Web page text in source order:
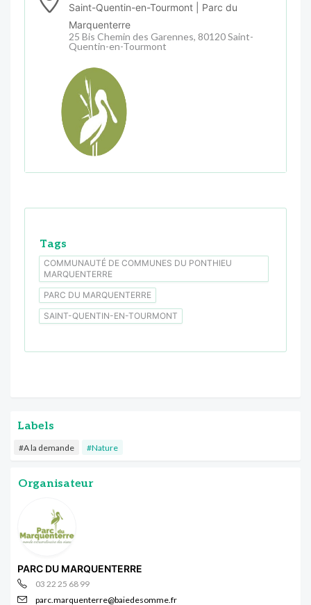
Saint-Quentin-en-Tourmont | Parc du
Marquenterre
25 Bis Chemin des Garennes, 80120 Saint-
Quentin-en-Tourmont
Tags
COMMUNAUTÉ DE COMMUNES DU PONTHIEU
MARQUENTERRE
PARC DU MARQUENTERRE
SAINT-QUENTIN-EN-TOURMONT
Labels
#A la demande #Nature
Organisateur
PARC DU MARQUENTERRE
03 22 25 68 99
parc.marquenterre@baiedesomme.fr